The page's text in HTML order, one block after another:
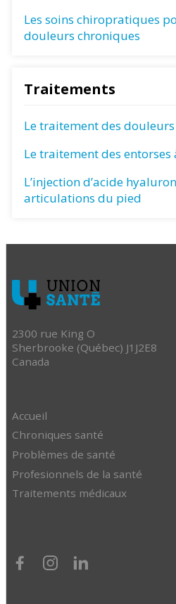
Les soins chiropratiques
douleurs chroniques
Traitements
Le traitement des
Le traitement des entorses
L’injection d’acide
articulations du pied
2300 rue King O
Sherbrooke (Québec) J1J2E8
Canada
Accueil
Chroniques santé
Problèmes de santé
Profesionnels de la santé
Traitements médicaux